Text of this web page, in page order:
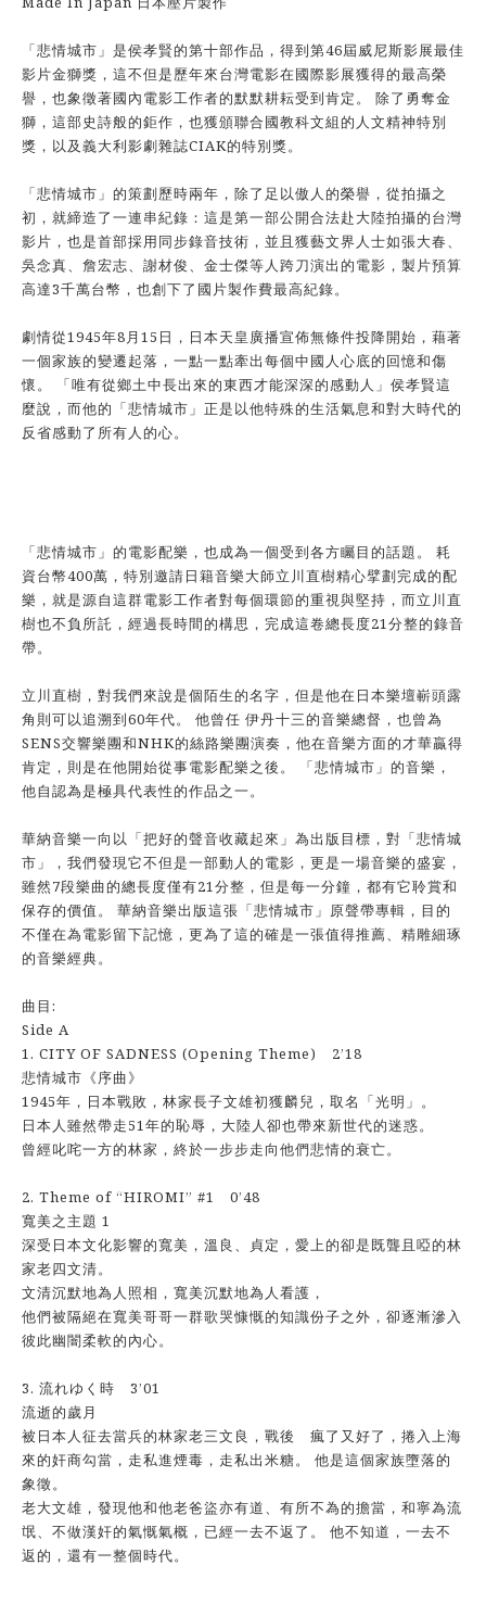
「悲情城市」是侯孝賢的第十部作品，得到第46屆威尼斯影展最佳
影片金獅獎，這不但是歷年來台灣電影在國際影展獲得的最高榮
譽，也象徵著國內電影工作者的默默耕耘受到肯定。 除了勇奪金
獅，這部史詩般的鉅作，也獲頒聯合國教科文組的人文精神特別
獎，以及義大利影劇雜誌CIAK的特別獎。
「悲情城市」的策劃歷時兩年，除了足以傲人的榮譽，從拍攝之
初，就締造了一連串紀錄：這是第一部公開合法赴大陸拍攝的台灣
影片，也是首部採用同步錄音技術，並且獲藝文界人士如張大春、
吳念真、詹宏志、謝材俊、金士傑等人跨刀演出的電影，製片預算
高達3千萬台幣，也創下了國片製作費最高紀錄。
劇情從1945年8月15日，日本天皇廣播宣佈無條件投降開始，藉著
一個家族的變遷起落，一點一點牽出每個中國人心底的回憶和傷
懷。 「唯有從鄉土中長出來的東西才能深深的感動人」侯孝賢這
麼說，而他的「悲情城市」正是以他特殊的生活氣息和對大時代的
反省感動了所有人的心。
「悲情城市」的電影配樂，也成為一個受到各方矚目的話題。 耗
資台幣400萬，特別邀請日籍音樂大師立川直樹精心擘劃完成的配
樂，就是源自這群電影工作者對每個環節的重視與堅持，而立川直
樹也不負所託，經過長時間的構思，完成這卷總長度21分整的錄音
帶。
立川直樹，對我們來說是個陌生的名字，但是他在日本樂壇嶄頭露
角則可以追溯到60年代。 他曾任 伊丹十三的音樂總督，也曾為
SENS交響樂團和NHK的絲路樂團演奏，他在音樂方面的才華贏得
肯定，則是在他開始從事電影配樂之後。 「悲情城市」的音樂，
他自認為是極具代表性的作品之一。
華納音樂一向以「把好的聲音收藏起來」為出版目標，對「悲情城
市」，我們發現它不但是一部動人的電影，更是一場音樂的盛宴，
雖然7段樂曲的總長度僅有21分整，但是每一分鐘，都有它聆賞和
保存的價值。 華納音樂出版這張「悲情城市」原聲帶專輯，目的
不僅在為電影留下記憶，更為了這的確是一張值得推薦、精雕細琢
的音樂經典。
曲目:
Side A
1. CITY OF SADNESS (Opening Theme) 2’18
悲情城市《序曲》
1945年，日本戰敗，林家長子文雄初獲麟兒，取名「光明」。
日本人雖然帶走51年的恥辱，大陸人卻也帶來新世代的迷惑。
曾經叱咤一方的林家，終於一步步走向他們悲情的衰亡。
2. Theme of “HIROMI” #1 0’48
寬美之主題 1
深受日本文化影響的寬美，溫良、貞定，愛上的卻是既聾且啞的林
家老四文清。
文清沉默地為人照相，寬美沉默地為人看護，
他們被隔絕在寬美哥哥一群歌哭慷慨的知識份子之外，卻逐漸滲入
彼此幽闇柔軟的內心。
3. 流れゆく時 3’01
流逝的歲月
被日本人征去當兵的林家老三文良，戰後 瘋了又好了，捲入上海
來的奸商勾當，走私進煙毒，走私出米糖。 他是這個家族墮落的
象徵。
老大文雄，發現他和他老爸盜亦有道、有所不為的擔當，和寧為流
氓、不做漢奸的氣慨氣概，已經一去不返了。 他不知道，一去不
返的，還有一整個時代。